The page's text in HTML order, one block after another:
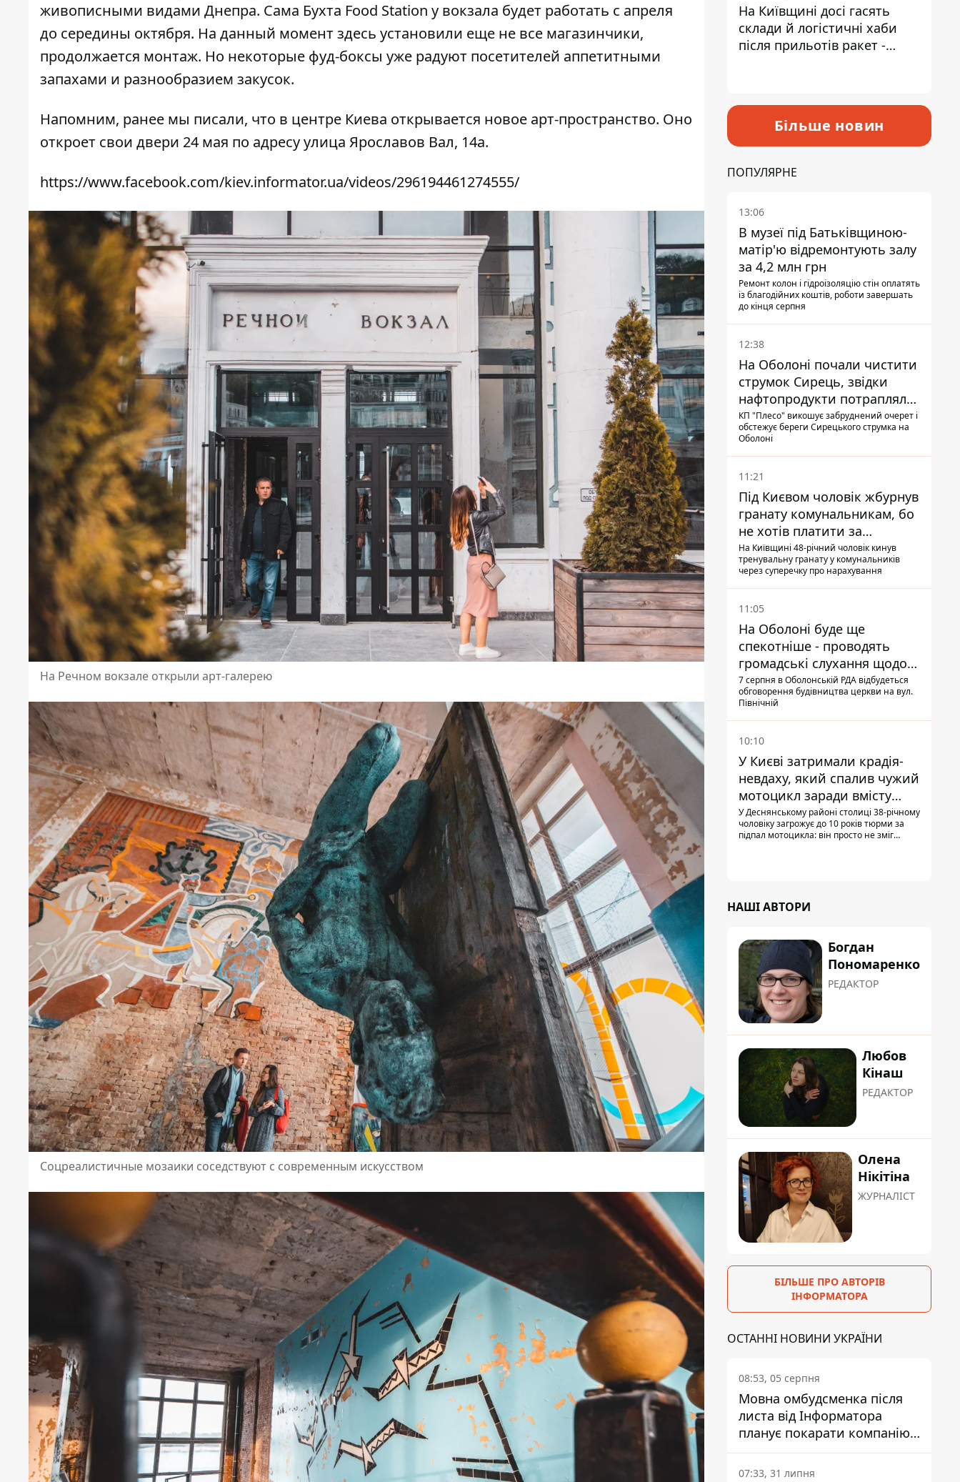
живописными видами Днепра. Сама Бухта Food Station у вокзала будет работать с апреля
до середины октября. На данный момент здесь установили еще не все магазинчики,
продолжается монтаж. Но некоторые фуд-боксы уже радуют посетителей аппетитными
запахами и разнообразием закусок.
Напомним, ранее мы писали, что в центре Киева открывается новое арт-пространство. Оно
откроет свои двери 24 мая по адресу улица Ярославов Вал, 14а.
https://www.facebook.com/kiev.informator.ua/videos/296194461274555/
На Речном вокзале открыли арт-галерею
Соцреалистичные мозаики соседствуют с современным искусством
На Київщині досі гасять
склади й логістичні хаби
після прильотів ракет -
Більше новин
ПОПУЛЯРНЕ
13:06
В музеї під Батьківщиною-
матір'ю відремонтують залу
за 4,2 млн грн
Ремонт колон і гідроізоляцію стін оплатять
із благодійних коштів, роботи завершать
до кінця серпня
12:38
На Оболоні почали чистити
струмок Сирець, звідки
нафтопродукти потрапляли
до озер
КП "Плесо" викошує забруднений очерет і
обстежує береги Сирецького струмка на
Оболоні
11:21
Під Києвом чоловік жбурнув
гранату комунальникам, бо
не хотів платити за
квитанціями
На Київщині 48-річний чоловік кинув
тренувальну гранату у комунальників
через суперечку про нарахування
11:05
На Оболоні буде ще
спекотніше - проводять
громадські слухання щодо
храму УГКЦ на Північній
7 серпня в Оболонській РДА відбудеться
обговорення будівництва церкви на вул.
Північній
10:10
У Києві затримали крадія-
невдаху, який спалив чужий
мотоцикл заради вмісту
багажника
У Деснянському районі столиці 38-річному
чоловіку загрожує до 10 років тюрми за
підпал мотоцикла: він просто не зміг
НАШІ АВТОРИ
Богдан
Пономаренко
РЕДАКТОР
Любов
Кінаш
РЕДАКТОР
Олена
Нікітіна
ЖУРНАЛІСТ
БІЛЬШЕ ПРО АВТОРІВ
ІНФОРМАТОРА
ОСТАННІ НОВИНИ УКРАЇНИ
08:53, 05 серпня
Мовна омбудсменка після
листа від Інформатора
планує покарати компанію-
підрядника ПриватБанку
07:33, 31 липня